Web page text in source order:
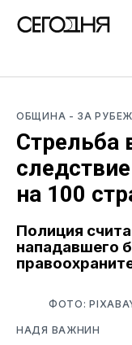
ОБЩИНА - ЗА
Стрельба
на 100
Полиция
нападавшего
ФОТО:
НАДЯ ВАЖНИН